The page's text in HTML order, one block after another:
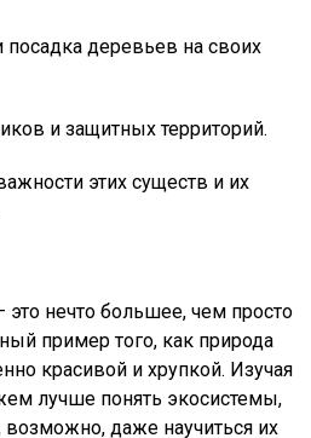
посадка деревьев на своих
и защитных территорий.
этих существ и их
нечто большее, чем просто
пример того, как природа
красивой и хрупкой. Изучая
лучше понять экосистемы,
даже научиться их